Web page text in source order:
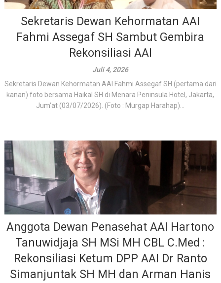
Sekretaris Dewan Kehormatan AAI
Fahmi Assegaf SH Sambut Gembira
Rekonsiliasi AAI
Juli 4, 2026
Sekretaris Dewan Kehormatan AAI Fahmi Assegaf SH (pertama dari
kanan) foto bersama Haikal SH di Menara Peninsula Hotel, Jakarta,
Jum’at (03/07/2026). (Foto : Murgap Harahap)...
Anggota Dewan Penasehat AAI Hartono
Tanuwidjaja SH MSi MH CBL C.Med :
Rekonsiliasi Ketum DPP AAI Dr Ranto
Simanjuntak SH MH dan Arman Hanis